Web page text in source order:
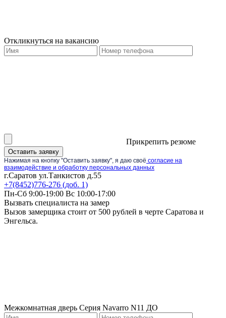
Откликнуться на вакансию
Прикрепить резюме
Оставить заявку
Нажимая на кнопку "Оставить заявку", я даю своё согласие на
взаимодействие и обработку персональных данных
г.Саратов ул.Танкистов д.55
+7(8452)776-276 (доб. 1)
Пн-Сб 9:00-19:00 Вс 10:00-17:00
Вызвать специалиста на замер
Вызов замерщика стоит от 500 рублей в черте Саратова и
Энгельса.
Межкомнатная дверь Серия Navarro N11 ДО